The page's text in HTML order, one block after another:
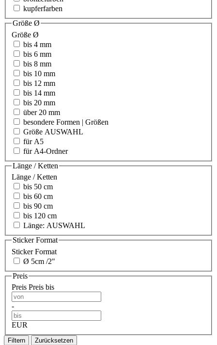
kupferfarben
Größe Ø
Größe Ø
bis 4 mm
bis 6 mm
bis 8 mm
bis 10 mm
bis 12 mm
bis 14 mm
bis 20 mm
über 20 mm
besondere Formen | Größen
Größe AUSWAHL
für A5
für A4-Ordner
Länge / Ketten
Länge / Ketten
bis 50 cm
bis 60 cm
bis 90 cm
bis 120 cm
Länge: AUSWAHL
Sticker Format
Sticker Format
Ø 5cm /2"
Preis
Preis Preis bis
-
EUR
Filtern Zurücksetzen